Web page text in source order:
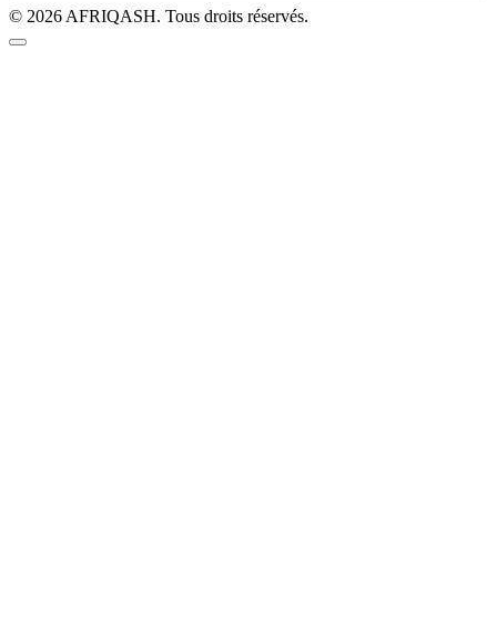
© 2026 AFRIQASH. Tous droits réservés.